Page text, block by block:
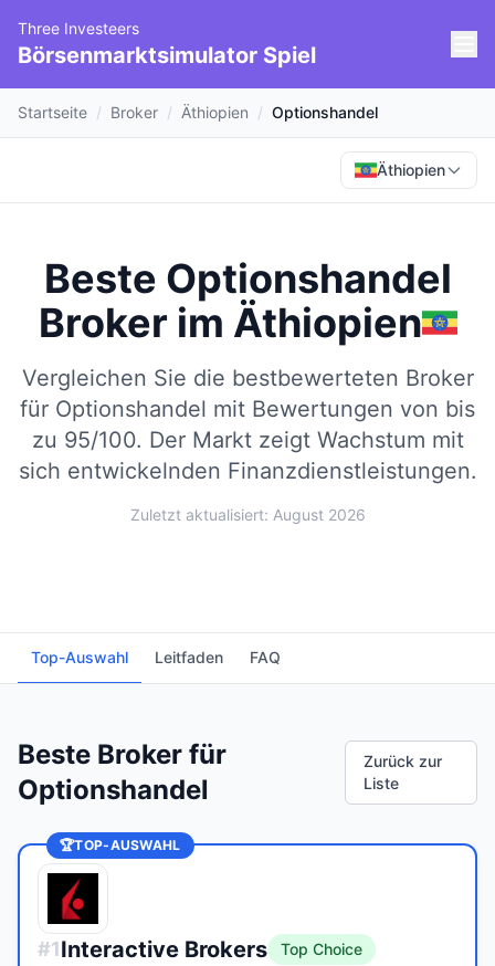
Three Investeers
Börsenmarktsimulator Spiel
Startseite / Broker / Äthiopien / Optionshandel
Äthiopien
Beste Optionshandel
Broker im Äthiopien
Vergleichen Sie die bestbewerteten Broker
für Optionshandel mit Bewertungen von bis
zu 95/100. Der Markt zeigt Wachstum mit
sich entwickelnden Finanzdienstleistungen.
Zuletzt aktualisiert: August 2026
Top-Auswahl Leitfaden FAQ
Beste Broker für
Optionshandel
Zurück zur
Liste
🏆TOP-AUSWAHL
#1Interactive Brokers
Top Choice